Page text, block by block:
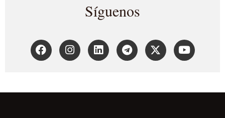
Síguenos